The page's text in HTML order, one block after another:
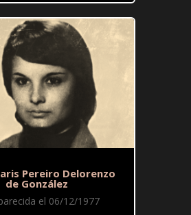
Pereiro Delorenzo
de González
el 06/12/1977